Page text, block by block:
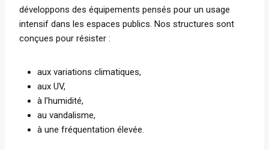
développons des équipements pensés pour un usage
intensif dans les espaces publics. Nos structures sont
conçues pour résister :
aux variations climatiques,
aux UV,
à l’humidité,
au vandalisme,
à une fréquentation élevée.